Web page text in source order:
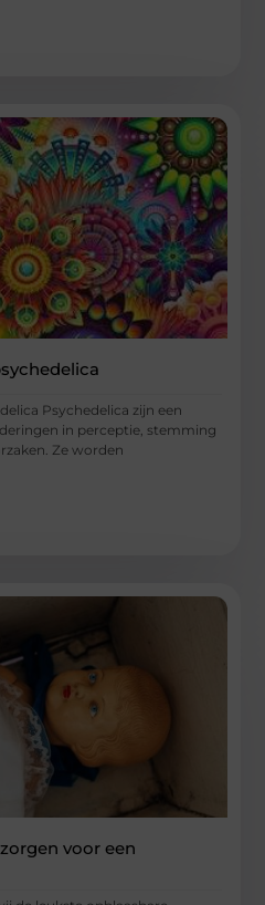
Psychedelica zijn een
in perceptie, stemming
Ze worden
voor een